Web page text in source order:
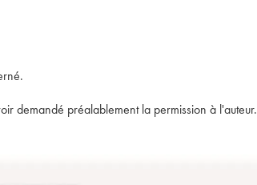
demandé préalablement la permission à l'auteur.